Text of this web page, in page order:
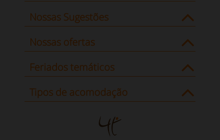
Nossas Sugestões
Nossas ofertas
Feriados temáticos
Tipos de acomodação